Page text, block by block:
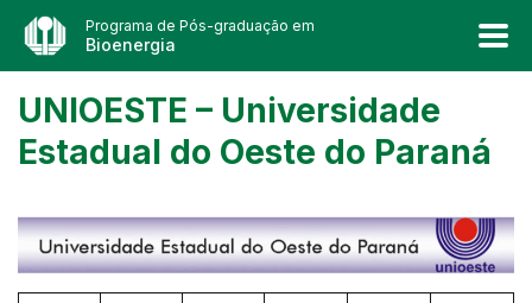
Programa de Pós-graduação em
Bioenergia
UNIOESTE – Universidade
Estadual do Oeste do Paraná